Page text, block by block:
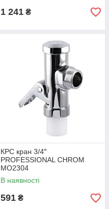
1 241 ₴
КРС кран 3/4″
PROFESSIONAL CHROM
MO2304
В наявності
591 ₴